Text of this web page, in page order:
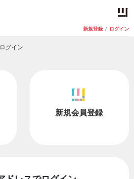
新規登録 / ログイン
グイン
新規会員登録